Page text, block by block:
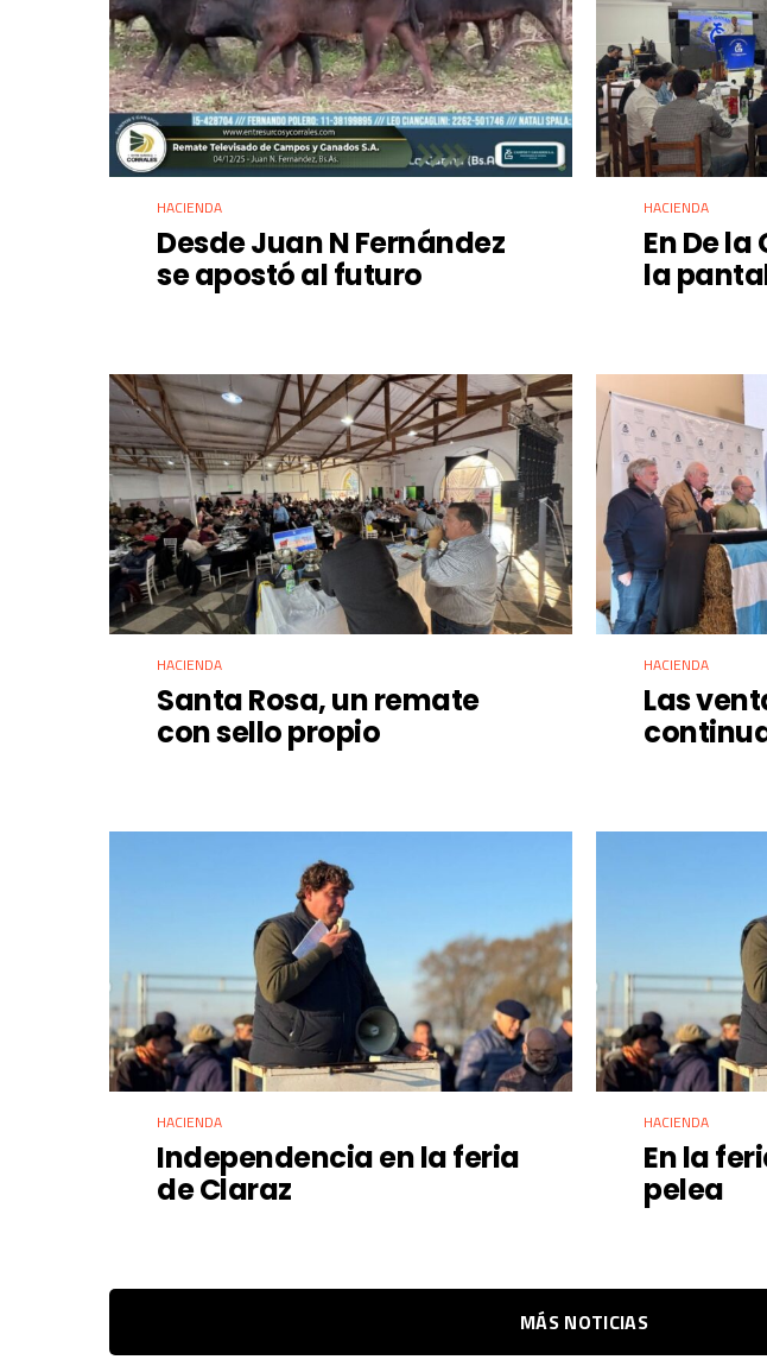
HACIENDA
Desde Juan N Fernández
se apostó al futuro
HACIENDA
En De
la
HACIENDA
Santa Rosa, un remate
con sello propio
HACIENDA
Las
HACIENDA
Independencia en la feria
de Claraz
HACIENDA
En la
pelea
MÁS NOTICIAS